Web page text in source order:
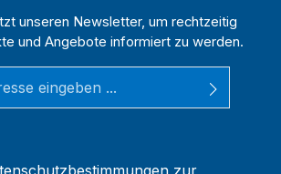
unseren Newsletter, um rechtzeitig
und Angebote informiert zu werden.